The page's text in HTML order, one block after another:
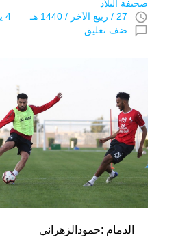
صحيفة البلاد
access_time 27 / ربيع الآخر / 1440 هـ 4 يناير 2019
chat_bubble_outline ضف تعليق
الدمام :حمودالزهراني